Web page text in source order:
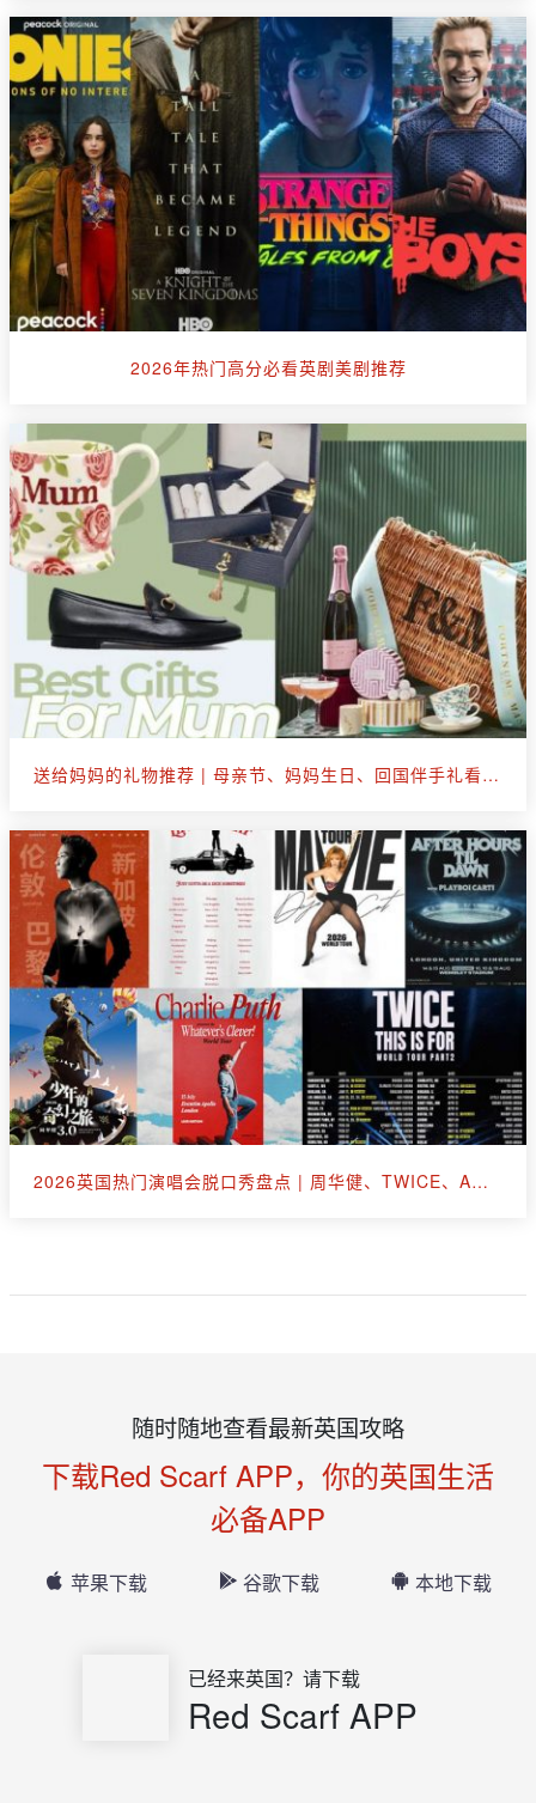
2026年热门高分必看英剧美剧推荐
送给妈妈的礼物推荐 | 母亲节、妈妈生日、回国伴手礼看这篇就够了
2026英国热门演唱会脱口秀盘点 | 周华健、TWICE、A妹、断眉、王嘉尔
随时随地查看最新英国攻略
下载Red Scarf APP，你的英国生活
必备APP
苹果下载 谷歌下载 本地下载
已经来英国？请下载
Red Scarf APP